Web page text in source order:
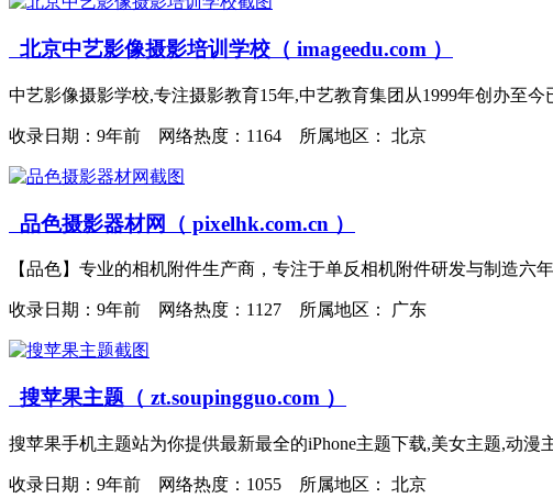
北京中艺影像摄影培训学校（ imageedu.com ）
中艺影像摄影学校,专注摄影教育15年,中艺教育集团从1999年创办至
收录日期： 9年前 网络热度：1164 所属地区： 北京
品色摄影器材网（ pixelhk.com.cn ）
【品色】专业的相机附件生产商，专注于单反相机附件研发与制造六
收录日期： 9年前 网络热度：1127 所属地区： 广东
搜苹果主题（ zt.soupingguo.com ）
搜苹果手机主题站为你提供最新最全的iPhone主题下载,美女主题,动漫
收录日期： 9年前 网络热度：1055 所属地区： 北京